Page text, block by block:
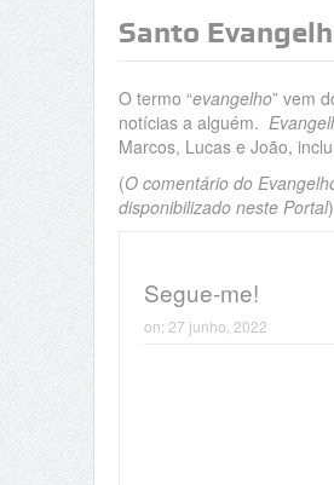
Santo
O termo “evangelho” vem
notícias a alguém.
Marcos, Lucas e João,
(O comentário do
disponibilizado neste Portal)
Segue-me!
on: 27 junho, 2022